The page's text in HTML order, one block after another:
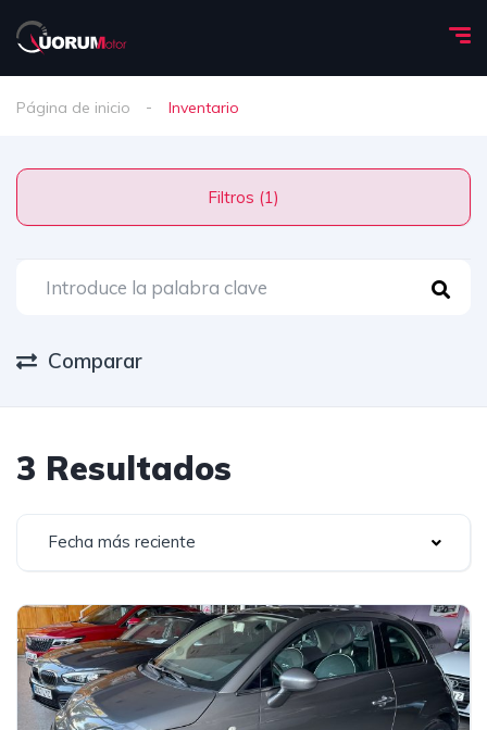
Página de inicio Inventario
Filtros (1)
Comparar
3 Resultados
Fecha más reciente